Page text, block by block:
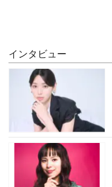
インタビュー